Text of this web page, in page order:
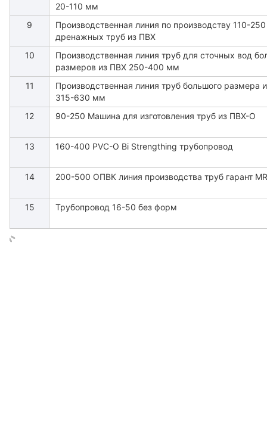
20-110 мм
9
Производственная линия по производству 110-
дренажных труб из ПВХ
10
Производственная линия труб для сточных вод
размеров из ПВХ 250-400 мм
11
Производственная линия труб большого размера
315-630 мм
12
90-250 Машина для изготовления труб из ПВХ-О
13 160-400 PVC-O Bi Strengthing трубопровод
14 200-500 ОПВК линия производства труб гарант
15 Трубопровод 16-50 без форм